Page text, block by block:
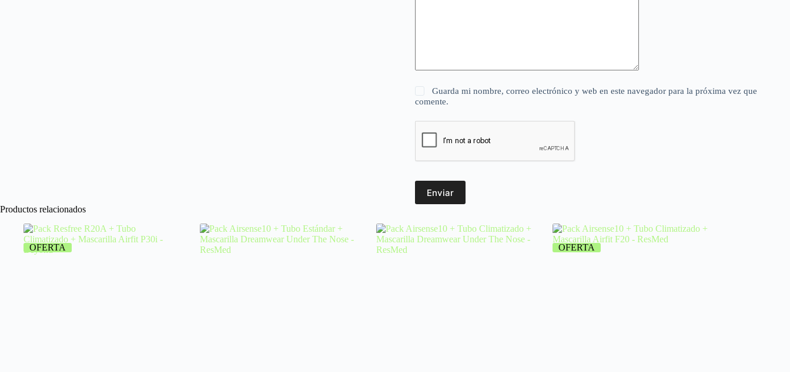
Guarda mi nombre, correo electrónico y web en este navegador para la próxima vez que
comente.
Enviar
Productos relacionados
OFERTA OFERTA